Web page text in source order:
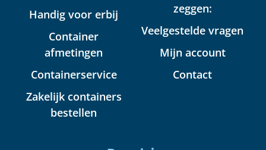
Handig voor erbij
Container
afmetingen
Containerservice
Zakelijk containers
bestellen
zeggen:
Veelgestelde vragen
Mijn account
Contact